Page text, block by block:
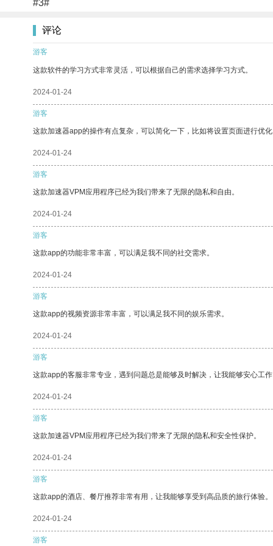
#3#
评论
游客
这款软件的学习方式非常灵活，可以根据自己的需求选择学习方式。
2024-01-24
游客
这款加速器app的操作有点复杂，可以简化一下，比如将设置页面进行优
2024-01-24
游客
这款加速器VPM应用程序已经为我们带来了无限的隐私和自由。
2024-01-24
游客
这款app的功能非常丰富，可以满足我不同的社交需求。
2024-01-24
游客
这款app的视频资源非常丰富，可以满足我不同的娱乐需求。
2024-01-24
游客
这款app的客服非常专业，遇到问题总是能够及时解决，让我能够安心工
2024-01-24
游客
这款加速器VPM应用程序已经为我们带来了无限的隐私和安全性保护。
2024-01-24
游客
这款app的酒店、餐厅推荐非常有用，让我能够享受到高品质的旅行体验。
2024-01-24
游客